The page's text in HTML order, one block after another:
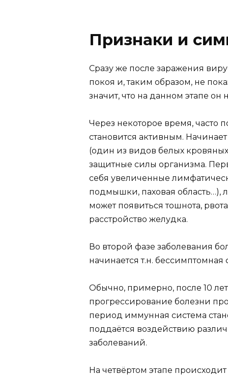
Признаки и
Сразу же после заражения
покоя и, таким образом, не
значит, что на данном этапе он
Через некоторое время, часто
становится активным.
(один из видов белых
защитные силы организма.
себя увеличенные
подмышки, паховая область…),
может появиться тошнота,
расстройство желудка.
Во второй фазе заболевания
начинается т.н. бессимптомная
Обычно, примерно, после 10
прогрессирование болезни
период иммунная система
поддаётся воздействию
заболеваний.
На четвёртом этапе